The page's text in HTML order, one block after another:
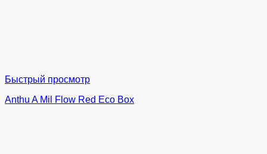
Быстрый просмотр
Anthu A Mil Flow Red Eco Box